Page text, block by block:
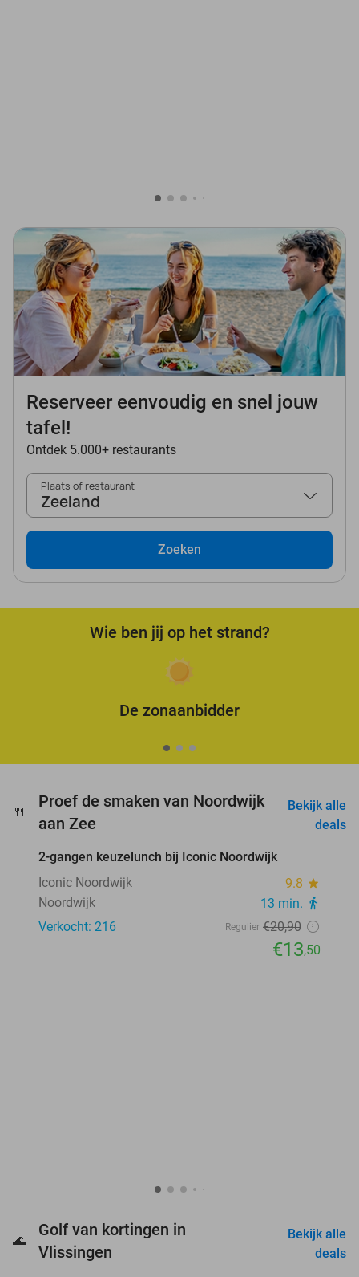
Reserveer eenvoudig en snel jouw
tafel!
Ontdek 5.000+ restaurants
Plaats of restaurant
Zeeland
Zoeken
Wie ben jij op het strand?
De zonaanbidder
🍴
Proef de smaken van Noordwijk
aan Zee
Bekijk alle
deals
favorite_border
2-gangen keuzelunch bij Iconic Noordwijk
Iconic Noordwijk
9.8 star
Noordwijk 13 min. directions_walk
Verkocht: 216 Regulier €20,90
€13,50
🌊
Golf van kortingen in
Vlissingen
Bekijk alle
deals
favorite_border